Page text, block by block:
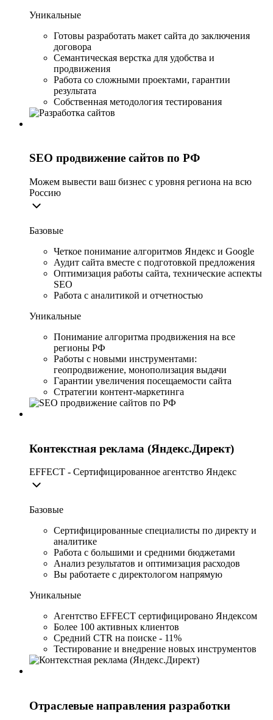
Уникальные
Готовы разработать макет сайта до заключения
договора
Семантическая верстка для удобства и
продвижения
Работа со сложными проектами, гарантии
результата
Собственная методология тестирования
SEO продвижение сайтов по РФ
Можем вывести ваш бизнес с уровня региона на всю
Россию
Базовые
Четкое понимание алгоритмов Яндекс и Google
Аудит сайта вместе с подготовкой предложения
Оптимизация работы сайта, технические аспекты
SEO
Работа с аналитикой и отчетностью
Уникальные
Понимание алгоритма продвижения на все
регионы РФ
Работы с новыми инструментами:
геопродвижение, монополизация выдачи
Гарантии увеличения посещаемости сайта
Стратегии контент-маркетинга
Контекстная реклама (Яндекс.Директ)
EFFECT - Сертифицированное агентство Яндекс
Базовые
Сертифицированные специалисты по директу и
аналитике
Работа с большими и средними бюджетами
Анализ результатов и оптимизация расходов
Вы работаете с директологом напрямую
Уникальные
Агентство EFFECT сертифицировано Яндексом
Более 100 активных клиентов
Средний CTR на поиске - 11%
Тестирование и внедрение новых инструментов
Отраслевые направления разработки